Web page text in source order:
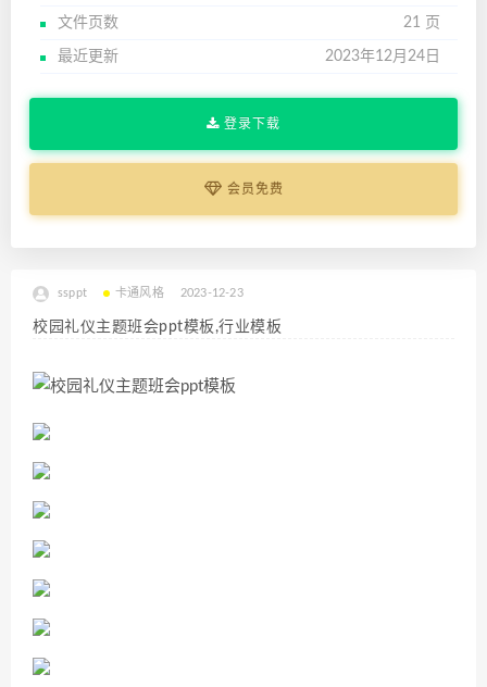
文件页数 21 页
最近更新 2023年12月24日
登录下载
会员免费
ssppt 卡通风格 2023-12-23
校园礼仪主题班会ppt模板,行业模板